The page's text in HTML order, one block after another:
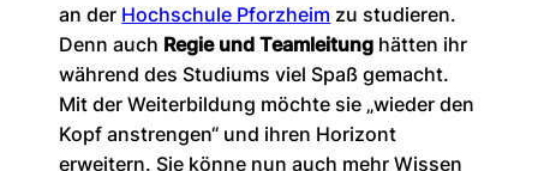
an der Hochschule Pforzheim zu studieren.
Denn auch Regie und Teamleitung hätten ihr
während des Studiums viel Spaß gemacht.
Mit der Weiterbildung möchte sie „wieder den
Kopf anstrengen“ und ihren Horizont
erweitern. Sie könne nun auch mehr Wissen